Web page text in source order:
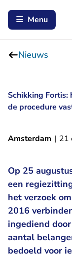
Menu
Nieuws
Schikking
de procedure
Amsterdam | 21
Op 25
een
het verzoek
2016
ingediend
aantal
bedoeld voor